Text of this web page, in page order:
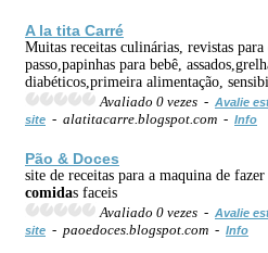
A la tita Carré
Muitas receitas culinárias, revistas
passo,papinhas para bebê,
diabéticos,primeira alimentação,
Avaliado 0 vezes - Avalie
site - alatitacarre.blogspot.com - Info
Pão & Doces
site de receitas para a maquina de
comidas faceis
Avaliado 0 vezes - Avalie
site - paoedoces.blogspot.com - Info